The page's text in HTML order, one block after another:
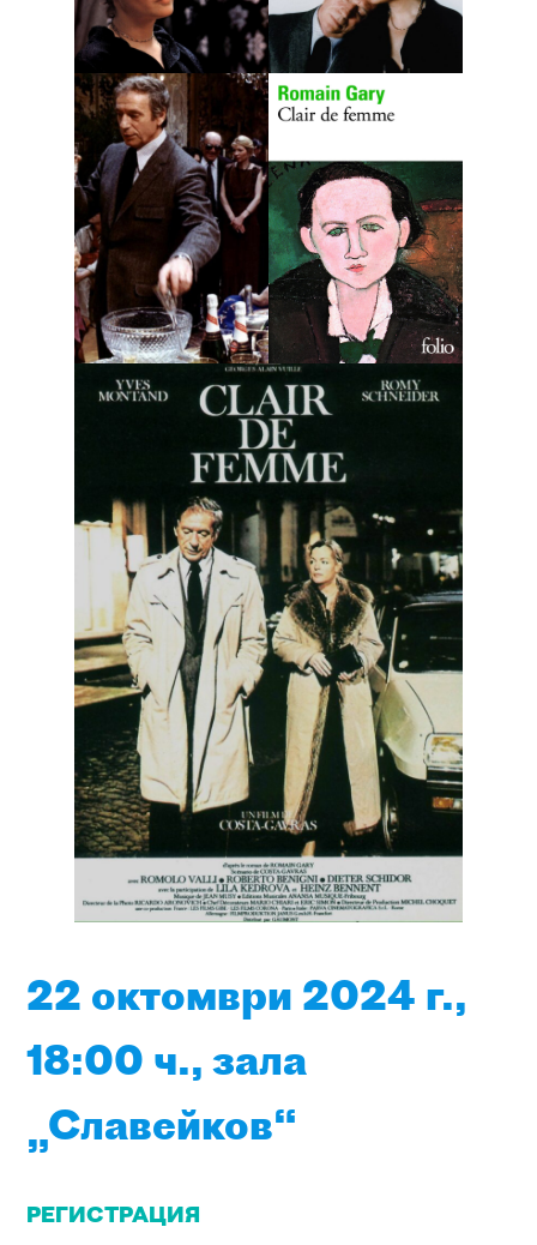
22 октомври 2024 г.,
18:00 ч.,зала
„Славейков“
РЕГИСТРАЦИЯ